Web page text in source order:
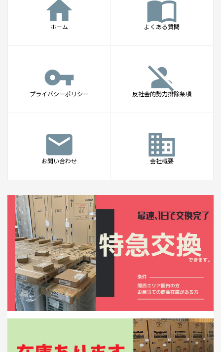
home
ホーム
import_contacts
よくある質問
vpn_key
プライバシーポリシー
person_off
反社会的勢力排除条項
mail
お問い合わせ
business
会社概要